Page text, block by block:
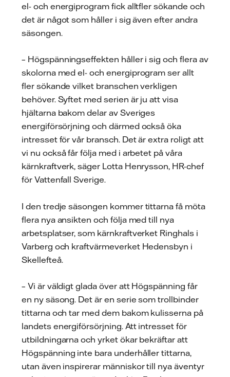
el- och energiprogram fick alltfler sökande och
det är något som håller i sig även efter andra
säsongen.
– Högspänningseffekten håller i sig och flera av
skolorna med el- och energiprogram ser allt
fler sökande vilket branschen verkligen
behöver. Syftet med serien är ju att visa
hjältarna bakom delar av Sveriges
energiförsörjning och därmed också öka
intresset för vår bransch. Det är extra roligt att
vi nu också får följa med i arbetet på våra
kärnkraftverk, säger Lotta Henrysson, HR-chef
för Vattenfall Sverige.
I den tredje säsongen kommer tittarna få möta
flera nya ansikten och följa med till nya
arbetsplatser, som kärnkraftverket Ringhals i
Varberg och kraftvärmeverket Hedensbyn i
Skellefteå.
– Vi är väldigt glada över att Högspänning får
en ny säsong. Det är en serie som trollbinder
tittarna och tar med dem bakom kulisserna på
landets energiförsörjning. Att intresset för
utbildningarna och yrket ökar bekräftar att
Högspänning inte bara underhåller tittarna,
utan även inspirerar människor till nya äventyr